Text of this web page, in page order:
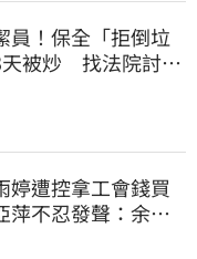
員！保全「拒倒垃
被炒 找法院討公
婷遭控拿工會錢買
萍不忍發聲：余天